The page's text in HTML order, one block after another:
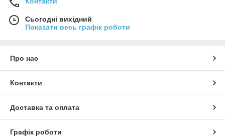
Сьогодні вихідний
Показати весь графік роботи
Про нас
Контакти
Доставка та оплата
Графік роботи